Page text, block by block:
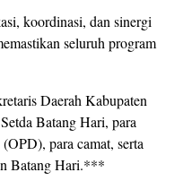
koordinasi, dan sinergi
seluruh program
Daerah Kabupaten
Batang Hari, para
para camat, serta
Batang Hari.***